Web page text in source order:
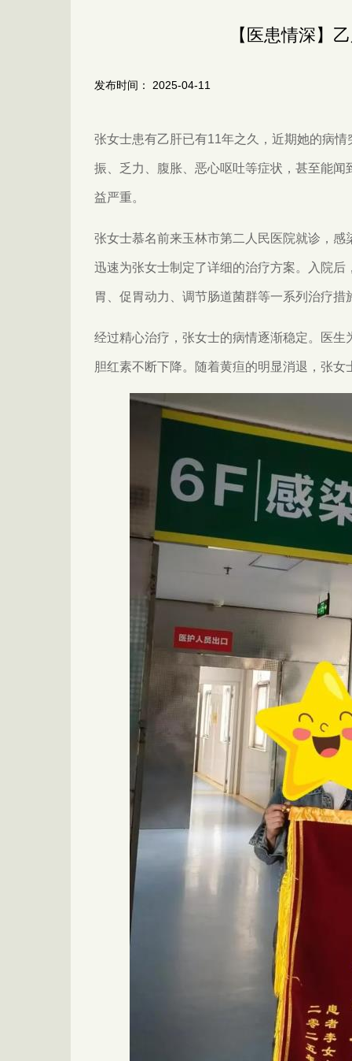
【医患情深】
发布时间： 2025-04-11
张女士患有乙肝已有11年之久，近期她的病
振、乏力、腹胀、恶心呕吐等症状，甚至能
益严重。
张女士慕名前来玉林市第二人民医院就诊，
迅速为张女士制定了详细的治疗方案。入院
胃、促胃动力、调节肠道菌群等一系列治疗措
经过精心治疗，张女士的病情逐渐稳定。医
胆红素不断下降。随着黄疸的明显消退，张